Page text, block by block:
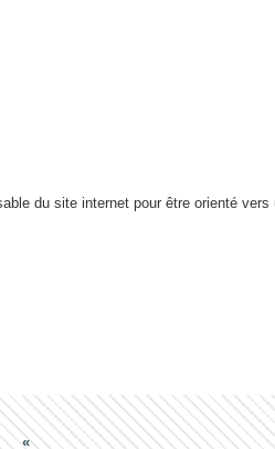
du site internet pour être orienté